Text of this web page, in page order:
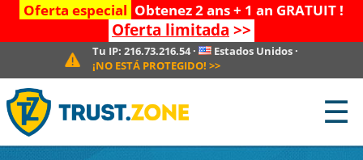
Oferta especial Obtenez 2 ans + 1 an GRATUIT !
Oferta limitada >>
Tu IP:216.73.216.54· Estados Unidos·
¡NO ESTÁ PROTEGIDO! >>
☰